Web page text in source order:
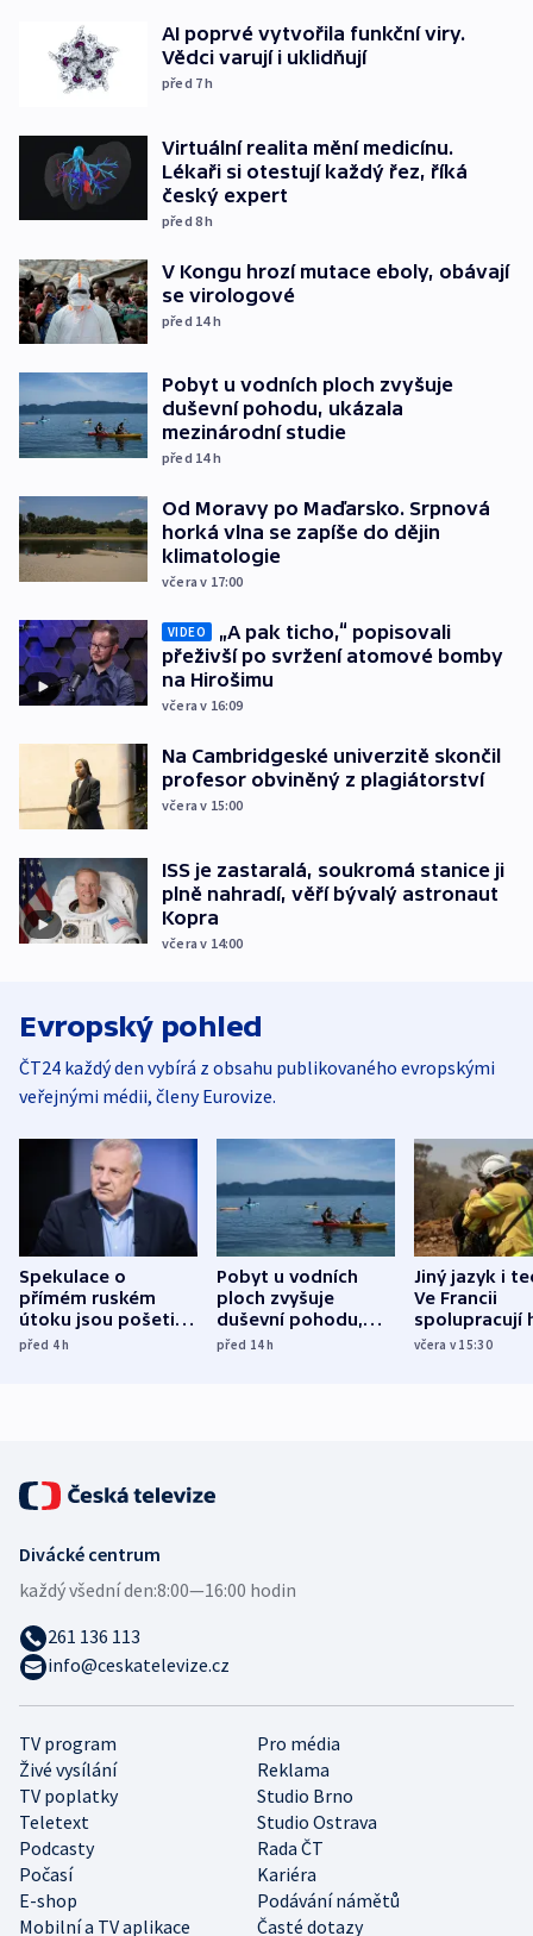
AI poprvé vytvořila funkční viry.
Vědci varují i uklidňují
před 7h
Virtuální realita mění medicínu.
Lékaři si otestují každý řez, říká
český expert
před 8h
V Kongu hrozí mutace eboly, obávají
se virologové
před 14h
Pobyt u vodních ploch zvyšuje
duševní pohodu, ukázala
mezinárodní studie
před 14h
Od Moravy po Maďarsko. Srpnová
horká vlna se zapíše do dějin
klimatologie
včera v 17:00
VIDEO
„A pak ticho,“ popisovali
přeživší po svržení atomové bomby
na Hirošimu
včera v 16:09
Na Cambridgeské univerzitě skončil
profesor obviněný z plagiátorství
včera v 15:00
ISS je zastaralá, soukromá stanice ji
plně nahradí, věří bývalý astronaut
Kopra
včera v 14:00
Evropský pohled
ČT24 každý den vybírá z obsahu publikovaného evropskými
veřejnými médii, členy Eurovize.
Spekulace o
přímém ruském
útoku jsou pošetilé,
míní estonský
před 4h
Pobyt u vodních
ploch zvyšuje
duševní pohodu,
ukázala
před 14h
Jiný jazyk i
Ve Francii
spolupracují
různých zemí
včera v 15:30
TV program
Pro média
Živé vysílání
Reklama
TV poplatky
Studio Brno
Teletext
Studio Ostrava
Podcasty
Rada ČT
Počasí
Kariéra
E-shop
Podávání námětů
Mobilní a TV aplikace
Časté dotazy
Divácké centrum
každý všední den:8:00—16:00 hodin
261 136 113
info@ceskatelevize.cz